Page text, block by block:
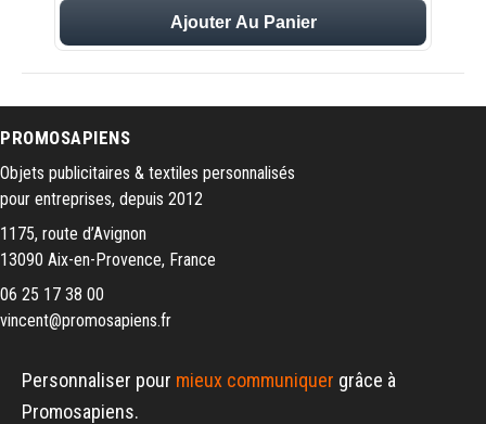
Ajouter Au Panier
PROMOSAPIENS
Objets publicitaires & textiles personnalisés
pour entreprises, depuis 2012
1175, route d’Avignon
13090 Aix-en-Provence, France
06 25 17 38 00
vincent@promosapiens.fr
Personnaliser pour mieux communiquer grâce à
Promosapiens.